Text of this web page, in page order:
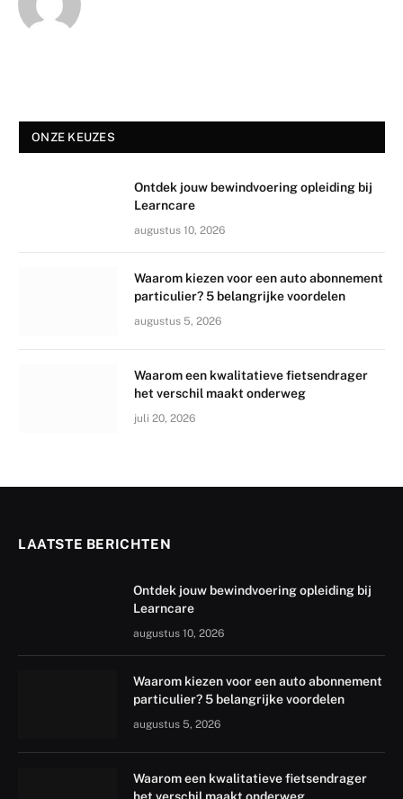
ONZE KEUZES
Ontdek jouw bewindvoering opleiding bij
Learncare
augustus 10, 2026
Waarom kiezen voor een auto abonnement
particulier? 5 belangrijke voordelen
augustus 5, 2026
Waarom een kwalitatieve fietsendrager
het verschil maakt onderweg
juli 20, 2026
LAATSTE BERICHTEN
Ontdek jouw bewindvoering opleiding bij
Learncare
augustus 10, 2026
Waarom kiezen voor een auto abonnement
particulier? 5 belangrijke voordelen
augustus 5, 2026
Waarom een kwalitatieve fietsendrager